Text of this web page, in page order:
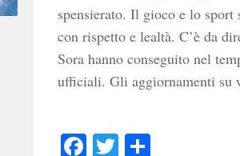
spensierato. Il gioco e lo sport
con rispetto e lealtà. C’è da
Sora hanno conseguito nel
ufficiali. Gli aggiornamenti su
FacebookTwitter